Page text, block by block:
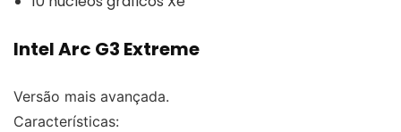
Intel Arc G3 Extreme
Versão mais avançada.
Características: